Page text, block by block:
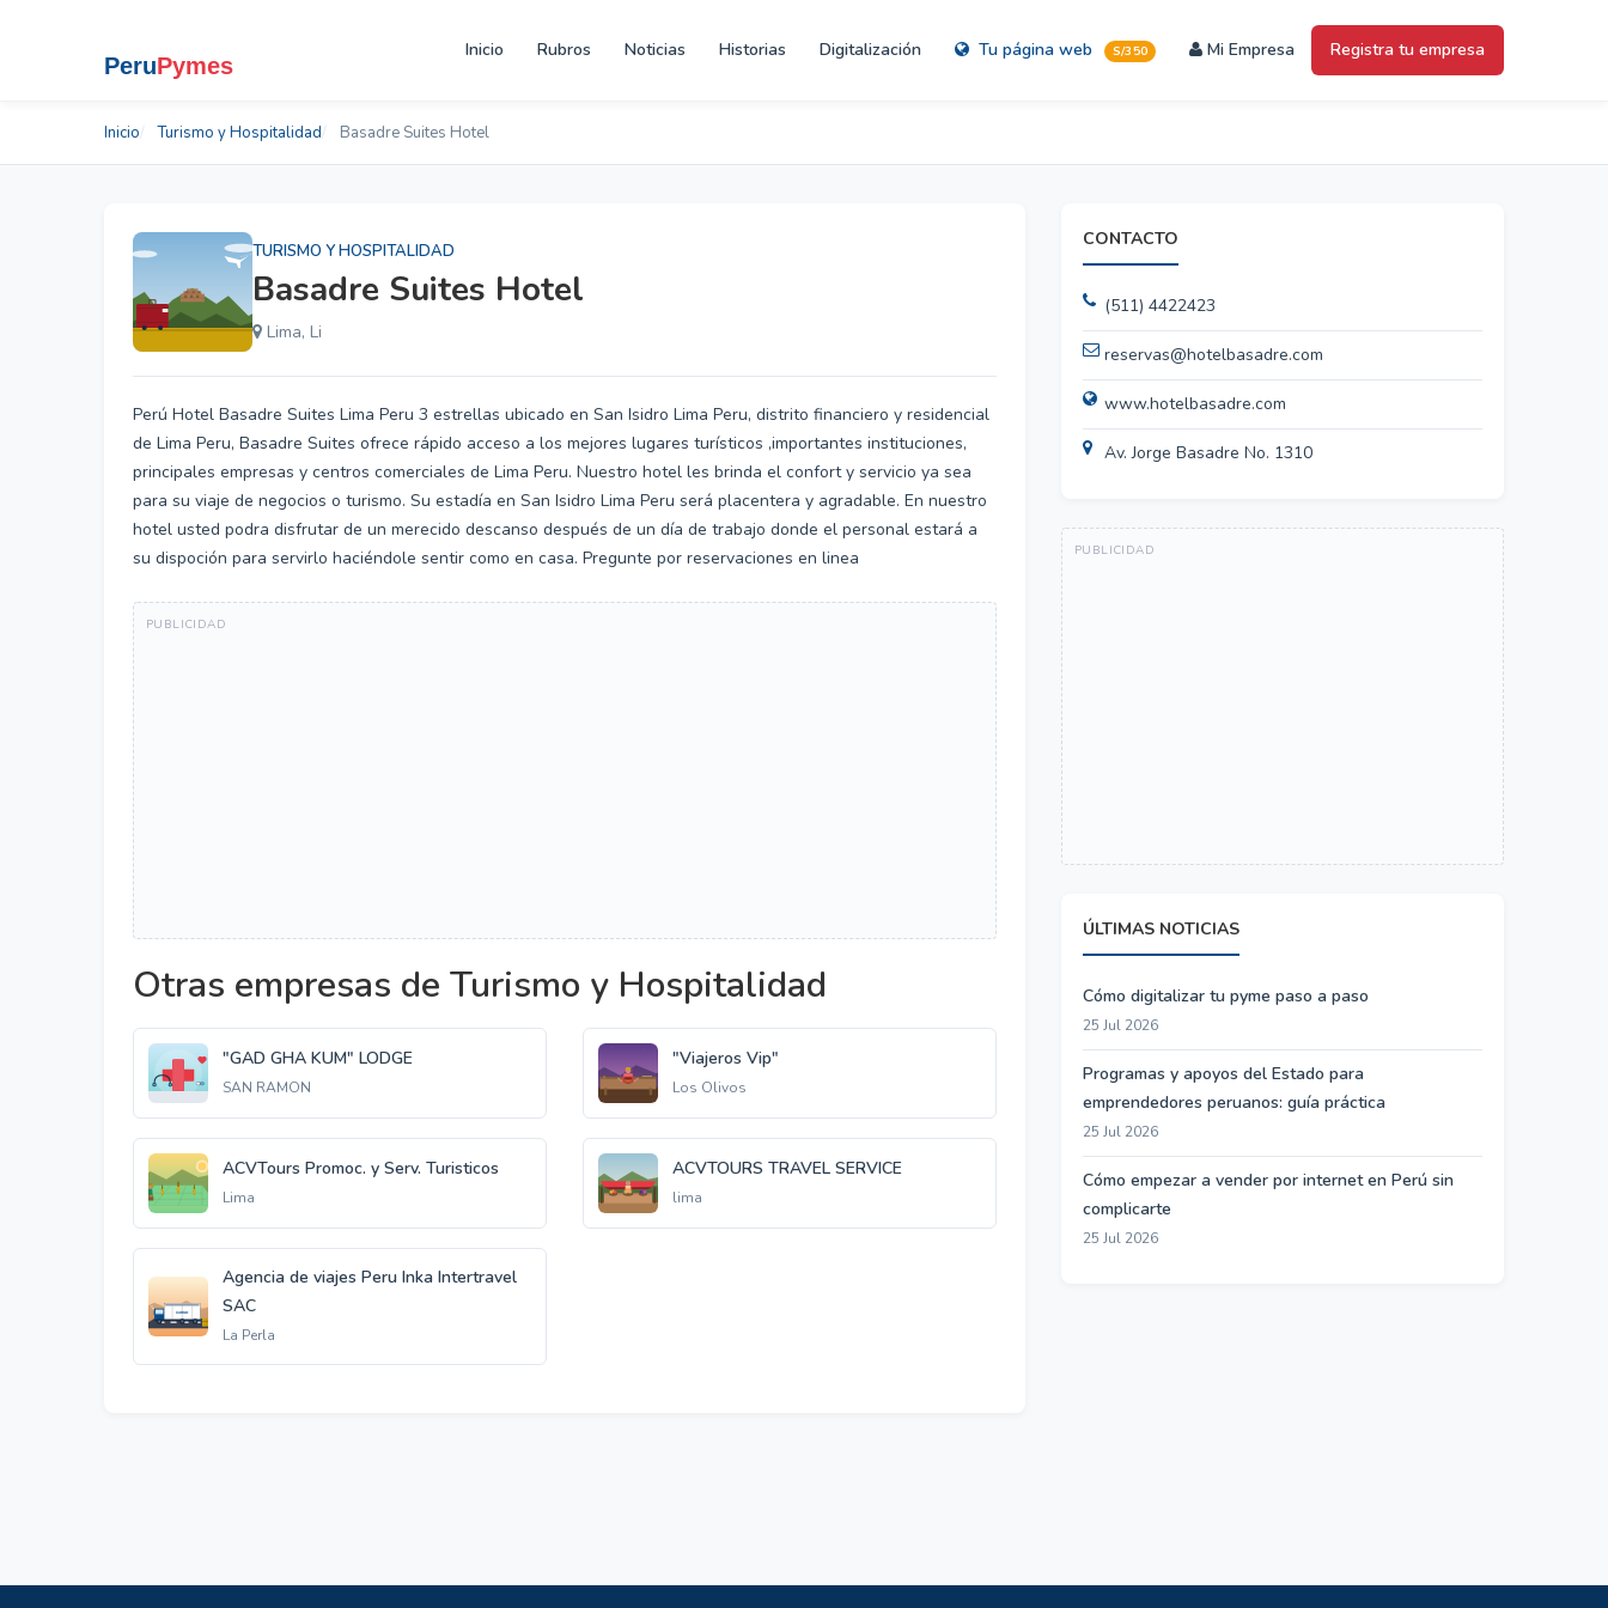
Inicio Rubros Noticias Historias Digitalización Tu página web S/350 Mi Empresa Registra tu empresa
Inicio Turismo y Hospitalidad Basadre Suites Hotel
TURISMO Y HOSPITALIDAD
Basadre Suites Hotel
Lima, Li
Perú Hotel Basadre Suites Lima Peru 3 estrellas ubicado en San Isidro Lima Peru, distrito financiero y residencial
de Lima Peru, Basadre Suites ofrece rápido acceso a los mejores lugares turísticos ,importantes instituciones,
principales empresas y centros comerciales de Lima Peru. Nuestro hotel les brinda el confort y servicio ya sea
para su viaje de negocios o turismo. Su estadía en San Isidro Lima Peru será placentera y agradable. En nuestro
hotel usted podra disfrutar de un merecido descanso después de un día de trabajo donde el personal estará a
su dispoción para servirlo haciéndole sentir como en casa. Pregunte por reservaciones en linea
Otras empresas de Turismo y Hospitalidad
"GAD GHA KUM" LODGE
SAN RAMON
"Viajeros Vip"
Los Olivos
ACVTours Promoc. y Serv. Turisticos
Lima
ACVTOURS TRAVEL SERVICE
lima
Agencia de viajes Peru Inka Intertravel
SAC
La Perla
CONTACTO
(511) 4422423
reservas@hotelbasadre.com
www.hotelbasadre.com
Av. Jorge Basadre No. 1310
ÚLTIMAS NOTICIAS
Cómo digitalizar tu pyme paso a paso
25 Jul 2026
Programas y apoyos del Estado para
emprendedores peruanos: guía práctica
25 Jul 2026
Cómo empezar a vender por internet en Perú sin
complicarte
25 Jul 2026